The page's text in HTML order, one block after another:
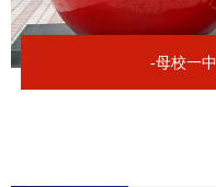
-母校一